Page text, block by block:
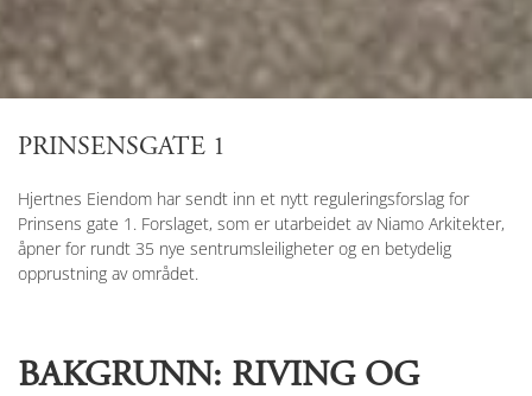
PRINSENSGATE 1
Hjertnes Eiendom har sendt inn et nytt reguleringsforslag for
Prinsens gate 1. Forslaget, som er utarbeidet av Niamo Arkitekter,
åpner for rundt 35 nye sentrumsleiligheter og en betydelig
opprustning av området.
BAKGRUNN: RIVING OG